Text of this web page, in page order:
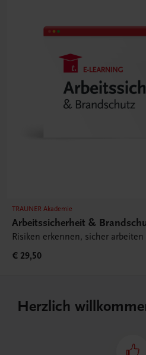
TRAUNER Akademie
Arbeitssicherheit &
Risiken erkennen, sicher arbeiten
€ 29,50
Herzlich